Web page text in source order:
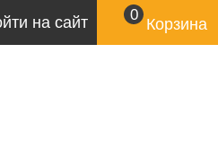
на сайт 0
Корзина